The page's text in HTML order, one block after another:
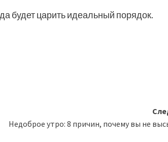
будет царить идеальный порядок.
Недоброе утро: 8 причин, почему вы не